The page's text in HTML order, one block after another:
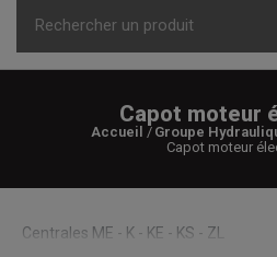
Capot moteur
Accueil Groupe
Capot moteur
Centrales ME - K - KE - KS - ZL